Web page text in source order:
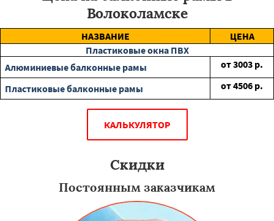
Волоколамске
НАЗВАНИЕ
ЦЕНА
Пластиковые окна ПВХ
Алюминиевые балконные рамы
от3003 р.
Пластиковые балконные рамы
от4506 р.
КАЛЬКУЛЯТОР
Скидки
Постоянным заказчикам